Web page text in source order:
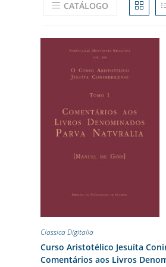
CATÁLOGO
Classica Digitalia
Curso Aristotélico Jesuíta
Comentários aos Livros